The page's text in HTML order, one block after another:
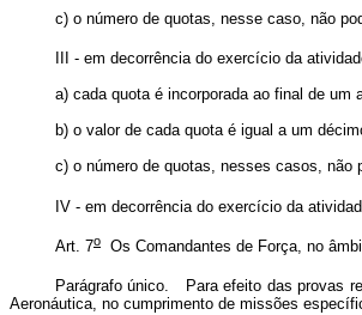
c) o número de quotas, nesse caso, não
III - em decorrência do exercício da
a) cada quota é incorporada ao final de um
b) o valor de cada quota é igual a um
c) o número de quotas, nesses casos, não
IV - em decorrência do exercício da
Art. 7o Os Comandantes de Força, no
Parágrafo único. Para efeito das provas
Aeronáutica, no cumprimento de missões